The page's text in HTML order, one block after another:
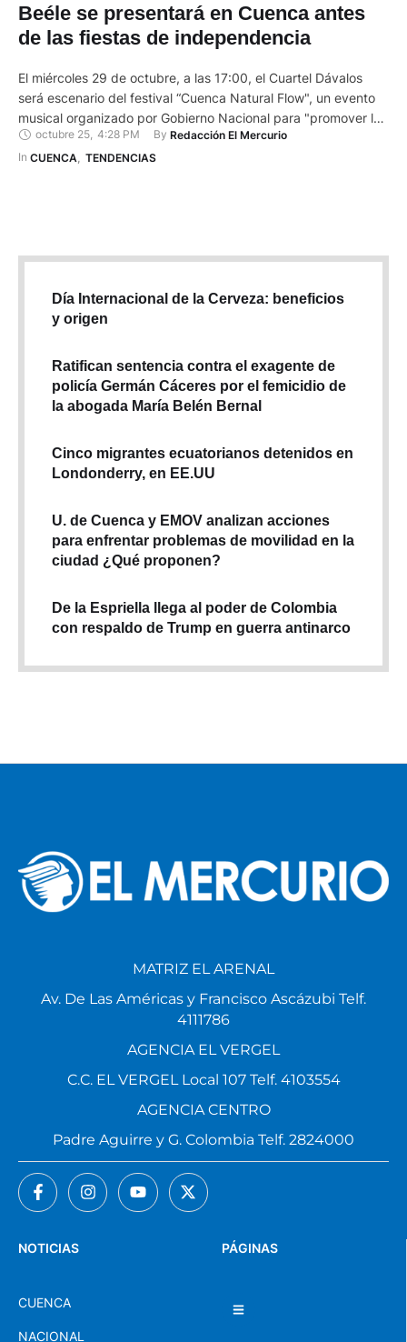
Beéle se presentará en Cuenca antes
de las fiestas de independencia
El miércoles 29 de octubre, a las 17:00, el Cuartel Dávalos
será escenario del festival “Cuenca Natural Flow", un evento
musical organizado por Gobierno Nacional para "promover la
conservación de los páramos". El encuentro contará con la
participación de artistas internacionales y nacionales. Entre
octubre 25, 4:28 PM By Redacción El Mercurio
In CUENCA TENDENCIAS
Día Internacional de la Cerveza: beneficios
y origen
Ratifican sentencia contra el exagente de
policía Germán Cáceres por el femicidio de
la abogada María Belén Bernal
Cinco migrantes ecuatorianos detenidos en
Londonderry, en EE.UU
U. de Cuenca y EMOV analizan acciones
para enfrentar problemas de movilidad en la
ciudad ¿Qué proponen?
De la Espriella llega al poder de Colombia
con respaldo de Trump en guerra antinarco
PÁGINAS
NOTICIAS
CUENCA
NACIONAL
MATRIZ EL ARENAL
Av. De Las Américas y Francisco Ascázubi Telf.
4111786
AGENCIA EL VERGEL
C.C. EL VERGEL Local 107 Telf. 4103554
AGENCIA CENTRO
Padre Aguirre y G. Colombia Telf. 2824000